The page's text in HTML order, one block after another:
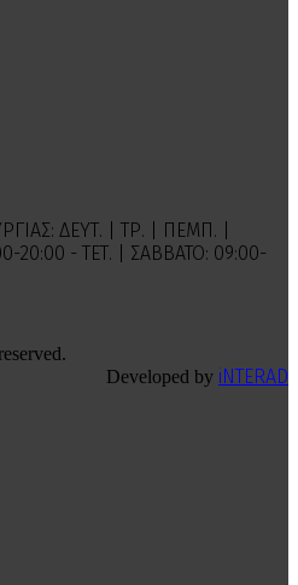
ΔΕΥΤ. | ΤΡ. | ΠΕΜΠ. |
20:00 - ΤΕΤ. | ΣΑΒΒΑΤΟ: 09:00-
Developed by iNTERAD